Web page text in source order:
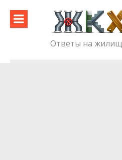
content
Ответы на